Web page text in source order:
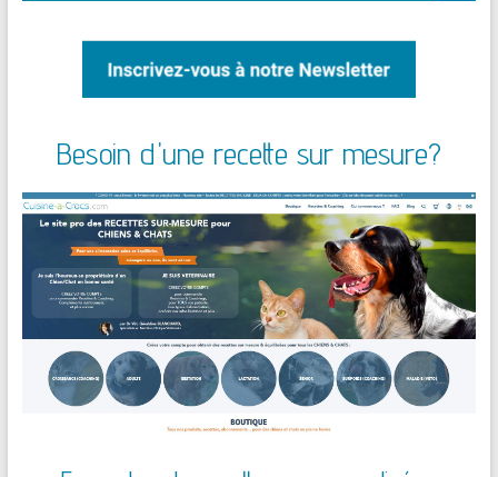
Besoin d'une recette sur mesure?